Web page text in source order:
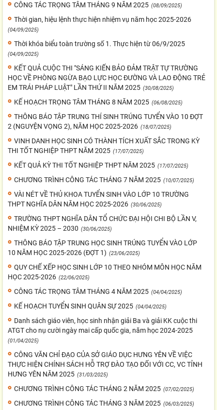
CÔNG TÁC TRỌNG TÂM THÁNG 9 NĂM 2025 (08/09/2025)
Thời gian, hiệu lệnh thực hiện nhiệm vụ năm học 2025-2026
(04/09/2025)
Thời khóa biểu toàn trường số 1. Thực hiện từ 06/9/2025
(04/09/2025)
KẾT QUẢ CUỘC THI "SÁNG KIẾN BẢO ĐẢM TRẬT TỰ TRƯỜNG
HỌC VỀ PHÒNG NGỪA BẠO LỰC HỌC ĐƯỜNG VÀ LAO ĐỘNG TRẺ
EM TRÁI PHÁP LUẬT" LẦN THỨ II NĂM 2025 (30/08/2025)
KẾ HOẠCH TRỌNG TÂM THÁNG 8 NĂM 2025 (06/08/2025)
THÔNG BÁO TẬP TRUNG THÍ SINH TRÚNG TUYỂN VÀO 10 ĐỢT
2 (NGUYỆN VỌNG 2), NĂM HỌC 2025-2026 (18/07/2025)
VINH DANH HỌC SINH CÓ THÀNH TÍCH XUẤT SẮC TRONG KỲ
THI TỐT NGHIỆP THPT NĂM 2025 (17/07/2025)
KẾT QUẢ KỲ THI TỐT NGHIỆP THPT NĂM 2025 (17/07/2025)
CHƯƠNG TRÌNH CÔNG TÁC THÁNG 7 NĂM 2025 (10/07/2025)
VÀI NÉT VỀ THỦ KHOA TUYỂN SINH VÀO LỚP 10 TRƯỜNG
THPT NGHĨA DÂN NĂM HỌC 2025-2026 (30/06/2025)
TRƯỜNG THPT NGHĨA DÂN TỔ CHỨC ĐẠI HỘI CHI BỘ LẦN V,
NHIỆM KỲ 2025 – 2030 (30/06/2025)
THÔNG BÁO TẬP TRUNG HỌC SINH TRÚNG TUYỂN VÀO LỚP
10 NĂM HỌC 2025-2026 (ĐỢT 1) (23/06/2025)
QUY CHẾ XẾP HỌC SINH LỚP 10 THEO NHÓM MÔN HỌC NĂM
HỌC 2025-2026 (22/06/2025)
CÔNG TÁC TRỌNG TÂM THÁNG 4 NĂM 2025 (04/04/2025)
KẾ HOẠCH TUYỂN SINH QUÂN SỰ 2025 (04/04/2025)
Danh sách giáo viên, học sinh nhận giải Ba và giải KK cuộc thi
ATGT cho nụ cười ngày mai cấp quốc gia, năm học 2024-2025
(01/04/2025)
CÔNG VĂN CHỈ ĐẠO CỦA SỞ GIÁO DỤC HƯNG YÊN VỀ VIỆC
THỰC HIỆN CHÍNH SÁCH HỖ TRỢ ĐÀO TẠO ĐỐI VỚI CC, VC TỈNH
HƯNG YÊN NĂM 2025 (31/03/2025)
CHƯƠNG TRÌNH CÔNG TÁC THÁNG 2 NĂM 2025 (07/02/2025)
CHƯƠNG TRÌNH CÔNG TÁC THÁNG 3 NĂM 2025 (06/03/2025)